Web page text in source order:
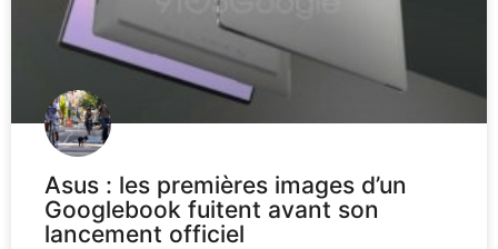
Asus : les premières images d’un
Googlebook fuitent avant son
lancement officiel